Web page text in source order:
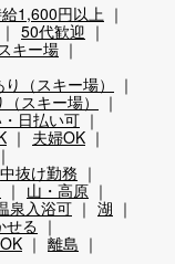
1,600円以上
50代歓迎
スキー場
（スキー場）
スキー場）
日払い可
夫婦OK
中抜け勤務
山・高原
泉入浴可
湖
せる
離島